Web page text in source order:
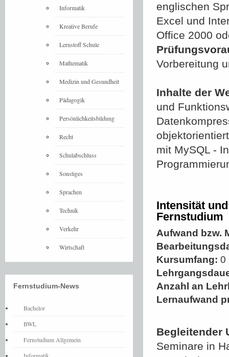
englischen
Excel und
Office 2000
Vorbereitung
Inhalte der
und
mit MySQL -
Intensität
Fernstudium
Aufwand bzw.
Kursumfang: 0
Anzahl an
Lernaufwand
Begleitender
Seminare in
Informatik
Kreative Berufe
Lernstoff Schule
Mathematik
Medizin und Gesundheit
Pädagogik
Persönlichkeitsbildung
Recht
Schulabschluss
Sonstiges
Sprachen
Technik
Verkehr
Wirtschaft
Fernstudium-News
Bachelor
BWL
Fernstudium Allgemein